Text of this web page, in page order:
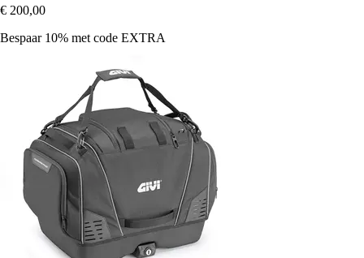
€ 200,00
Bespaar 10% met code EXTRA